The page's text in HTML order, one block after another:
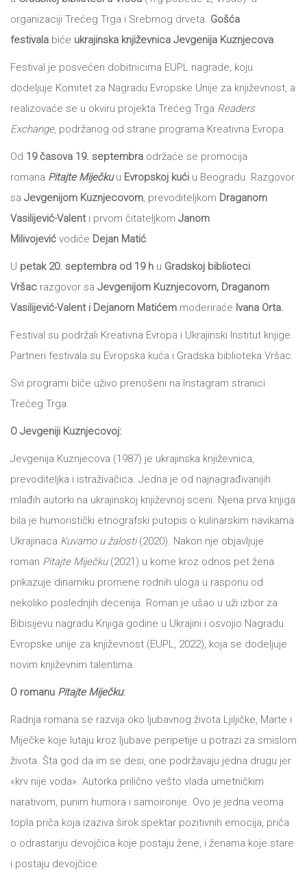
tt
Buka&Bes
NORD
Papirna
pozornica
Hommage
12/19
12/19+
Portreti
Pro/za
Trgni
Poezija!
NOVOSTI
GIFT
SHOP
O
NAMA
KNJIŽARA
TREĆE
DRVO
organizaciji Trećeg Trga i Srebrnog drveta. Gošća
festivala biće ukrajinska književnica Jevgenija Kuznjecova.
Festival je posvećen dobitnicima EUPL nagrade, koju
dodeljuje Komitet za Nagradu Evropske Unije za književnost, a
realizovaće se u okviru projekta Trećeg Trga Readers
Exchange, podržanog od strane programa Kreativna Evropa.
Od 19 časova 19. septembra održaće se promocija
romana Pitajte Miječkuu Evropskoj kući u Beogradu. Razgovor
sa Jevgenijom Kuznjecovom, prevoditeljkom Draganom
Vasilijević-Valenti prvom čitateljkom Janom
Milivojević vodiće Dejan Matić.
U petak 20. septembra od 19 h u Gradskoj biblioteci
Vršac razgovor sa Jevgenijom Kuznjecovom, Draganom
Vasilijević-Valent i Dejanom Matićem moderiraće Ivana Orta.
Festival su podržali Kreativna Evropa i Ukrajinski Institut knjige.
Partneri festivala su Evropska kuća i Gradska biblioteka Vršac.
Svi programi biće uživo prenošeni na Instagram stranici
Trećeg Trga.
O Jevgeniji Kuznjecovoj:
Jevgenija Kuznjecova (1987) je ukrajinska književnica,
prevoditeljka i istraživačica. Jedna je od najnagrađivanijih
mlađih autorki na ukrajinskoj književnoj sceni. Njena prva knjiga
bila je humoristički etnografski putopis o kulinarskim navikama
Ukrajinaca Kuvamo u žalosti(2020). Nakon nje objavljuje
roman Pitajte Miječku(2021) u kome kroz odnos pet žena
prikazuje dinamiku promene rodnih uloga u rasponu od
nekoliko poslednjih decenija. Roman je ušao u uži izbor za
Bibisijevu nagradu Knjiga godine u Ukrajini i osvojio Nagradu
Evropske unije za književnost (EUPL, 2022), koja se dodeljuje
novim književnim talentima.
O romanu Pitajte Miječku:
Radnja romana se razvija oko ljubavnog života Ljiljičke, Marte i
Miječke koje lutaju kroz ljubave peripetije u potrazi za smislom
života. Šta god da im se desi, one podržavaju jedna drugu jer
«krv nije voda». Autorka prilično vešto vlada umetničkim
narativom, punim humora i samoironije. Ovo je jedna veoma
topla priča koja izaziva širok spektar pozitivnih emocija, priča
o odrastanju devojčica koje postaju žene, i ženama koje stare
i postaju devojčice.